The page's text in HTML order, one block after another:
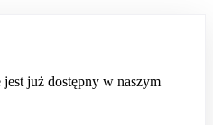
już dostępny w naszym